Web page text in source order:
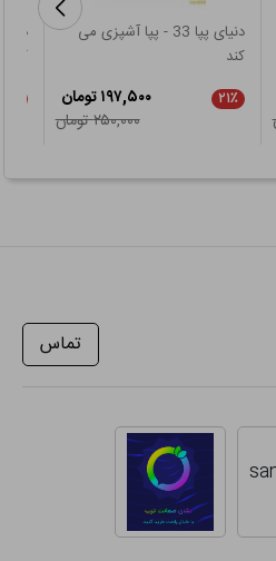
دنیای پپا 33 - پپا آشپزی می
کند
۲۱٪
۱۹۷,۵۰۰ تومان
۲۵۰,۰۰۰ تومان
تماس